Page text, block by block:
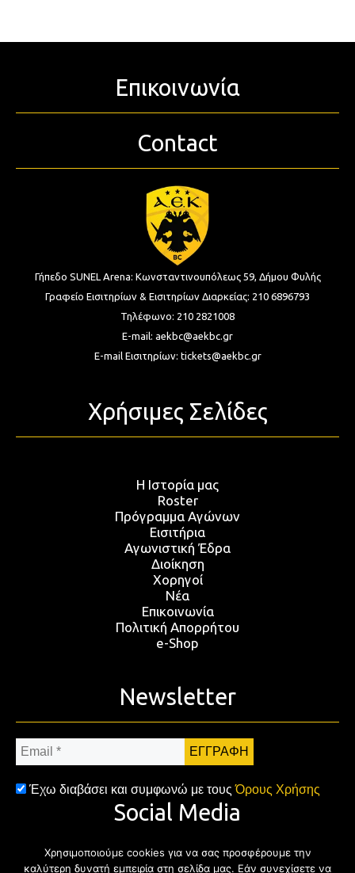
Επικοινωνία
Contact
Γήπεδο SUNEL Arena: Κωνσταντινουπόλεως 59, Δήμου Φυλής
Γραφείο Εισιτηρίων & Εισιτηρίων Διαρκείας: 210 6896793
Τηλέφωνο: 210 2821008
E-mail: aekbc@aekbc.gr
E-mail Εισιτηρίων: tickets@aekbc.gr
Χρήσιμες Σελίδες
Η Ιστορία μας
Roster
Πρόγραμμα Αγώνων
Εισιτήρια
Αγωνιστική Έδρα
Διοίκηση
Χορηγοί
Νέα
Επικοινωνία
Πολιτική Απορρήτου
e-Shop
Newsletter
Email
*
Έχω διαβάσει και συμφωνώ με τουςΌρους Χρήσης
Social Media
FacebookTwitter Instagram
Χρησιμοποιούμε cookies για να σας προσφέρουμε την
καλύτερη δυνατή εμπειρία στη σελίδα μας. Εάν συνεχίσετε να